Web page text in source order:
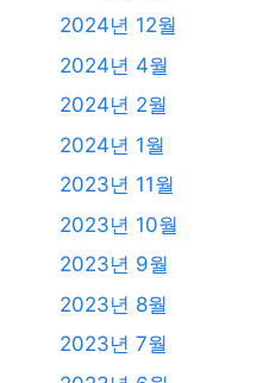
2024년 12월
2024년 4월
2024년 2월
2024년 1월
2023년 11월
2023년 10월
2023년 9월
2023년 8월
2023년 7월